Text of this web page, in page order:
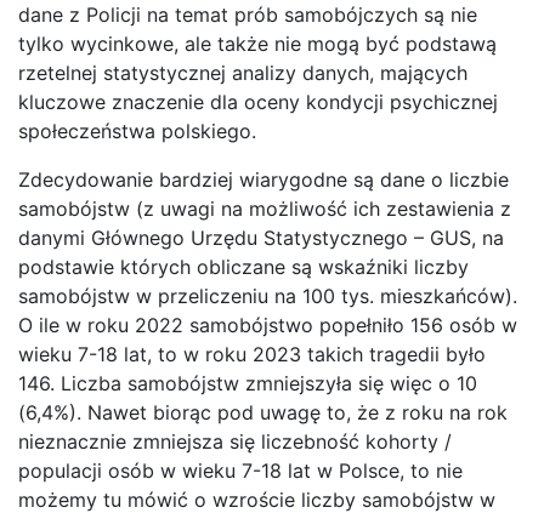
dane z Policji na temat prób samobójczych są nie
tylko wycinkowe, ale także nie mogą być podstawą
rzetelnej statystycznej analizy danych, mających
kluczowe znaczenie dla oceny kondycji psychicznej
społeczeństwa polskiego.
Zdecydowanie bardziej wiarygodne są dane o liczbie
samobójstw (z uwagi na możliwość ich zestawienia z
danymi Głównego Urzędu Statystycznego – GUS, na
podstawie których obliczane są wskaźniki liczby
samobójstw w przeliczeniu na 100 tys. mieszkańców).
O ile w roku 2022 samobójstwo popełniło 156 osób w
wieku 7-18 lat, to w roku 2023 takich tragedii było
146. Liczba samobójstw zmniejszyła się więc o 10
(6,4%). Nawet biorąc pod uwagę to, że z roku na rok
nieznacznie zmniejsza się liczebność kohorty /
populacji osób w wieku 7-18 lat w Polsce, to nie
możemy tu mówić o wzroście liczby samobójstw w